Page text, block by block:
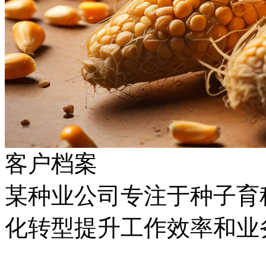
客户档案
某种业公司专注于种子育
化转型提升工作效率和